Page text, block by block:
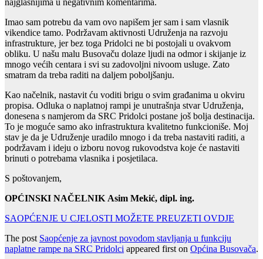
najglasnijima u negativnim komentarima.
Imao sam potrebu da vam ovo napišem jer sam i sam vlasnik
vikendice tamo. Podržavam aktivnosti Udruženja na razvoju
infrastrukture, jer bez toga Pridolci ne bi postojali u ovakvom
obliku. U našu malu Busovaču dolaze ljudi na odmor i skijanje iz
mnogo većih centara i svi su zadovoljni nivoom usluge. Zato
smatram da treba raditi na daljem poboljšanju.
Kao načelnik, nastavit ću voditi brigu o svim građanima u okviru
propisa. Odluka o naplatnoj rampi je unutrašnja stvar Udruženja,
donesena s namjerom da SRC Pridolci postane još bolja destinacija.
To je moguće samo ako infrastruktura kvalitetno funkcioniše. Moj
stav je da je Udruženje uradilo mnogo i da treba nastaviti raditi, a
podržavam i ideju o izboru novog rukovodstva koje će nastaviti
brinuti o potrebama vlasnika i posjetilaca.
S poštovanjem,
OPĆINSKI NAČELNIK Asim Mekić, dipl. ing.
SAOPĆENJE U CJELOSTI MOŽETE PREUZETI OVDJE
The post Saopćenje za javnost povodom stavljanja u funkciju
naplatne rampe na SRC Pridolci appeared first on Općina Busovača.